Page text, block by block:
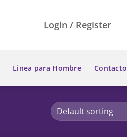
Login / Register
Linea para Hombre Contacto